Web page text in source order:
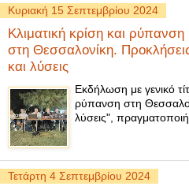
Κυριακή 15 Σεπτεμβρίου 2024
Κλιματική κρίση και ρύπανση
στη Θεσσαλονίκη.
και λύσεις
Εκδήλωση με γενικό
ρύπανση στη
λύσεις",
Τετάρτη 4 Σεπτεμβρίου 2024